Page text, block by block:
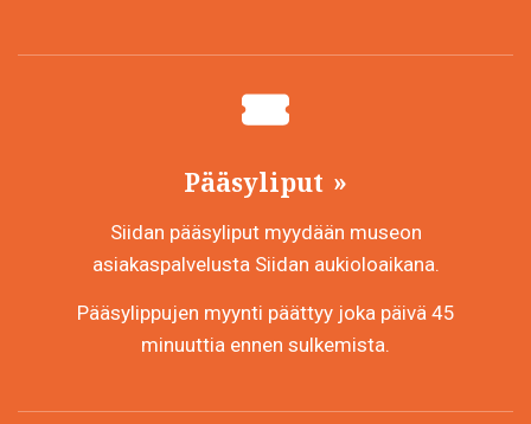
Pääsyliput
Siidan pääsyliput myydään museon
asiakaspalvelusta Siidan aukioloaikana.
Pääsylippujen myynti päättyy joka päivä 45
minuuttia ennen sulkemista.